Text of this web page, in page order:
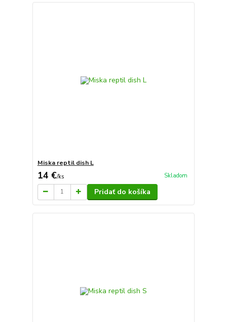
Miska reptil dish L
14 €/ks Skladom
Pridať do košíka